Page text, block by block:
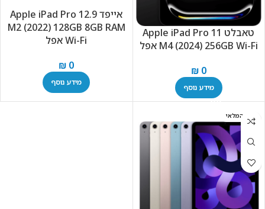
טאבלט Apple iPad Pro 11
M4 (2024) 256GB Wi-Fi אפל
₪0
מידע נוסף
אייפד Apple iPad Pro 12.9
M2 (2022) 128GB 8GB RAM
Wi-Fi אפל
₪ 0
מידע נוסף
אזל המלאי